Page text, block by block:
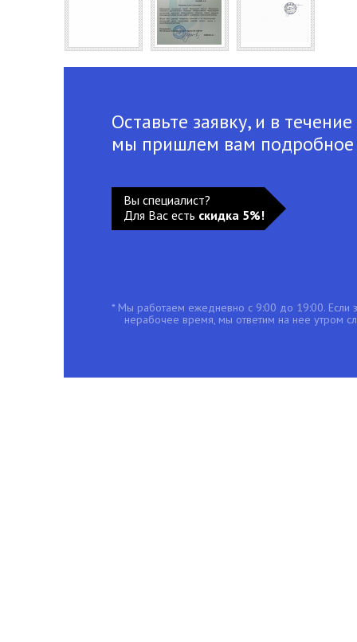
Оставьте заявку, и в
мы пришлем вам
Вы специалист?
Для Вас есть скидка 5%!
* Мы работаем ежедневно с 9:00 до 19:00. Если
нерабочее время, мы ответим на нее утром